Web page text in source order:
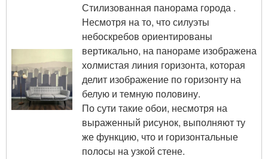
Стилизованная панорама города .
Несмотря на то, что силуэты
небоскребов ориентированы
вертикально, на панораме изображена
холмистая линия горизонта, которая
делит изображение по горизонту на
белую и темную половину.
По сути такие обои, несмотря на
выраженный рисунок, выполняют ту
же функцию, что и горизонтальные
полосы на узкой стене.